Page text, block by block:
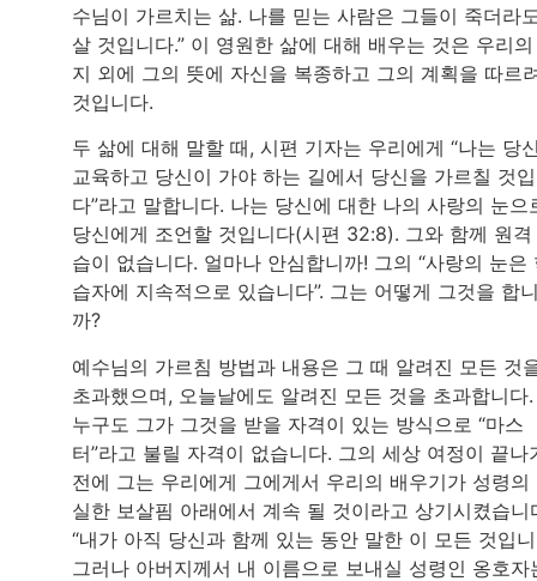
수님이 가르치는 삶. 나를 믿는 사람은 그들이 죽더라
살 것입니다.” 이 영원한 삶에 대해 배우는 것은 우리
지 외에 그의 뜻에 자신을 복종하고 그의 계획을 따르
것입니다.
두 삶에 대해 말할 때, 시편 기자는 우리에게 “나는 당
교육하고 당신이 가야 하는 길에서 당신을 가르칠 것
다”라고 말합니다. 나는 당신에 대한 나의 사랑의 눈으
당신에게 조언할 것입니다(시편 32:8). 그와 함께 원격
습이 없습니다. 얼마나 안심합니까! 그의 “사랑의 눈은
습자에 지속적으로 있습니다”. 그는 어떻게 그것을 합
까?
예수님의 가르침 방법과 내용은 그 때 알려진 모든 것
초과했으며, 오늘날에도 알려진 모든 것을 초과합니다
누구도 그가 그것을 받을 자격이 있는 방식으로 “마스
터”라고 불릴 자격이 없습니다. 그의 세상 여정이 끝나
전에 그는 우리에게 그에게서 우리의 배우기가 성령의
실한 보살핌 아래에서 계속 될 것이라고 상기시켰습니
“내가 아직 당신과 함께 있는 동안 말한 이 모든 것입
그러나 아버지께서 내 이름으로 보내실 성령인 옹호자